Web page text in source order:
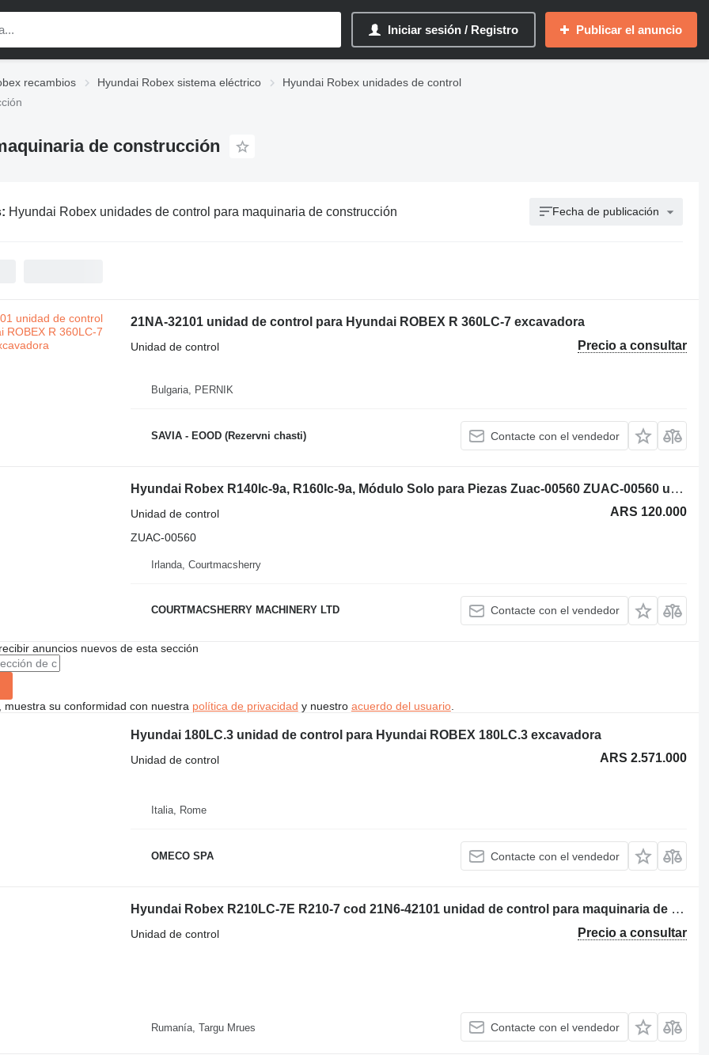
Iniciar sesión / Registro Publicar el anuncio
recambios Hyundai Robex sistema eléctrico
Hyundai Robex unidades de control
de construcción
Hyundai Robex unidades de control para maquinaria de construcción Fecha de publicación
21NA-32101 unidad de control para Hyundai ROBEX R 360LC-7 excavadora
Precio a consultar
Unidad de control
Bulgaria, PERNIK
SAVIA - EOOD (Rezervni chasti) Contacte con el vendedor
Hyundai Robex R140lc-9a, R160lc-9a, Módulo Solo para Piezas Zuac-00560 ZUAC-00560 unidad de control para Hyundai Robex R140lc-9a, R160lc-9a excavadora
ARS 120.000
Unidad de control
ZUAC-00560
Irlanda, Courtmacsherry
COURTMACSHERRY MACHINERY LTD Contacte con el vendedor
anuncios nuevos de esta sección
muestra su conformidad con nuestra política de privacidad y nuestro acuerdo del usuario.
Hyundai 180LC.3 unidad de control para Hyundai ROBEX 180LC.3 excavadora
ARS 2.571.000
Unidad de control
Italia, Rome
OMECO SPA Contacte con el vendedor
Hyundai Robex R210LC-7E R210-7 cod 21N6-42101 unidad de control para maquinaria de construcción
Precio a consultar
Unidad de control
Rumanía, Targu Mrues Contacte con el vendedor